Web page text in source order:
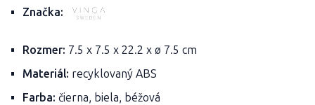
Značka:
Rozmer: 7.5 x 7.5 x 22.2 x ø 7.5 cm
Materiál: recyklovaný ABS
Farba: čierna, biela, béžová